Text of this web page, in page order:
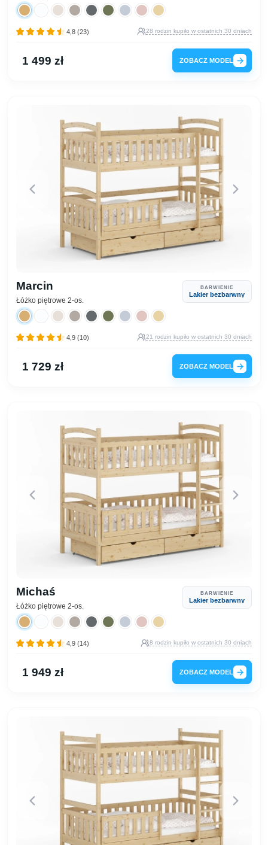
4,8 (23) 28 rodzin kupiło w ostatnich 30 dniach
1 499 zł ZOBACZ MODEL
Marcin
Łóżko piętrowe 2-os.
BARWIENIE
Lakier bezbarwny
4,9 (10) 21 rodzin kupiło w ostatnich 30 dniach
1 729 zł ZOBACZ MODEL
Michaś
Łóżko piętrowe 2-os.
BARWIENIE
Lakier bezbarwny
4,9 (14) 8 rodzin kupiło w ostatnich 30 dniach
1 949 zł ZOBACZ MODEL